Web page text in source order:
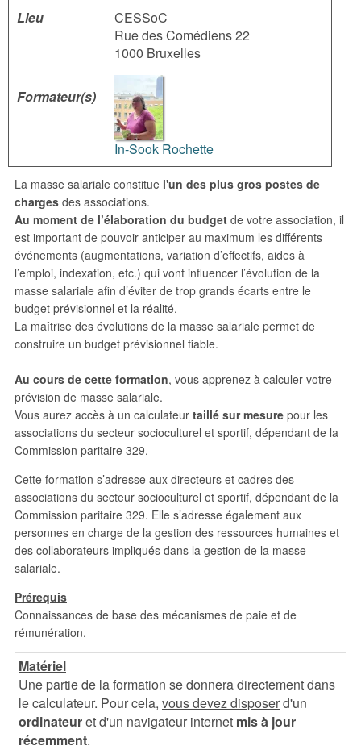
La masse salariale constitue l'un des plus gros postes de
charges des associations.
Au moment de l’élaboration du budget de votre association, il
est important de pouvoir anticiper au maximum les différents
événements (augmentations, variation d’effectifs, aides à
l’emploi, indexation, etc.) qui vont influencer l’évolution de la
masse salariale afin d’éviter de trop grands écarts entre le
budget prévisionnel et la réalité.
La maîtrise des évolutions de la masse salariale permet de
construire un budget prévisionnel fiable.
Au cours de cette formation, vous apprenez à calculer votre
prévision de masse salariale.
Vous aurez accès à un calculateur taillé sur mesure pour les
associations du secteur socioculturel et sportif, dépendant de la
Commission paritaire 329.
Cette formation s’adresse aux directeurs et cadres des
associations du secteur socioculturel et sportif, dépendant de la
Commission paritaire 329. Elle s’adresse également aux
personnes en charge de la gestion des ressources humaines et
des collaborateurs impliqués dans la gestion de la masse
salariale.
Prérequis
Connaissances de base des mécanismes de paie et de
rémunération.
Matériel
Une partie de la formation se donnera directement dans
le calculateur. Pour cela, vous devez disposerd'un
ordinateuret d'un navigateur internet mis à jour
récemment.
Lieu
CESSoC
Rue des Comédiens 22
1000 Bruxelles
Formateur(s)
In-Sook Rochette